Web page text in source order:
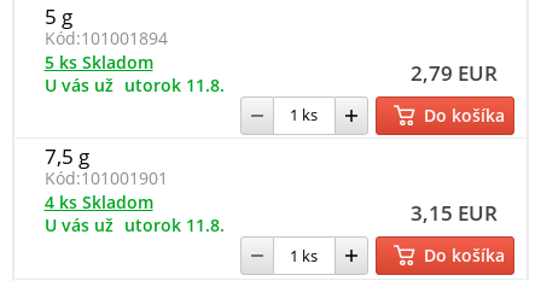
5 g
Kód:101001894
2,79 EUR
5 ks Skladom
U vás už utorok 11.8.
Do košíka
7,5 g
Kód:101001901
3,15 EUR
4 ks Skladom
U vás už utorok 11.8.
Do košíka